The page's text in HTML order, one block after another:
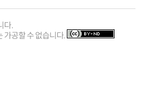
다.
가공할 수 없습니다.